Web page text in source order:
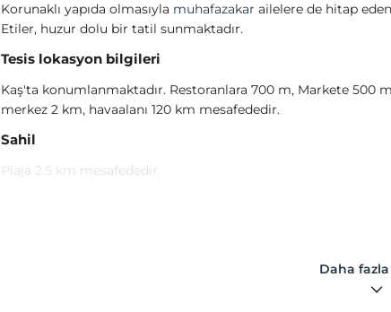
Korunaklı yapıda olmasıyla muhafazakar ailelere de hitap
Etiler, huzur dolu bir tatil sunmaktadır.
Tesis lokasyon bilgileri
Kaş'ta konumlanmaktadır. Restoranlara 700 m, Markete 500
merkez 2 km, havaalanı 120 km mesafededir.
Sahil
Plaja 2.5 km mesafededir.
Daha